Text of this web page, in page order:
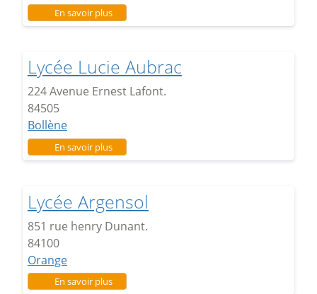
En savoir plussur Lycée Maria Casarès
Lycée Lucie Aubrac
224 Avenue Ernest Lafont.
84505
Bollène
En savoir plussur Lycée Lucie Aubrac
Lycée Argensol
851 rue henry Dunant.
84100
Orange
En savoir plussur Lycée Argensol